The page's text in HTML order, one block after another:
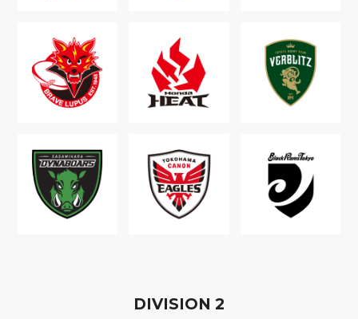
DIVISION 2